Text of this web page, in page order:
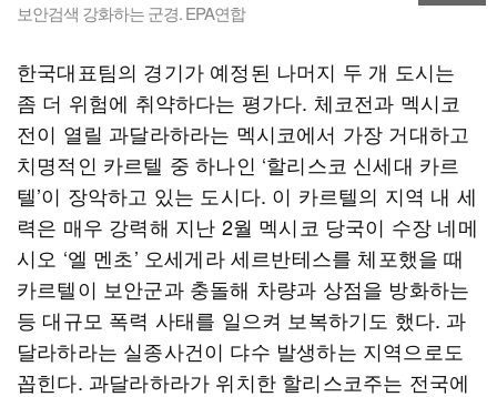
보안검색 강화하는 군경. EPA연합
한국대표팀의 경기가 예정된 나머지 두 개 도시는
좀 더 위험에 취약하다는 평가다. 체코전과 멕시코
전이 열릴 과달라하라는 멕시코에서 가장 거대하고
치명적인 카르텔 중 하나인 ‘할리스코 신세대 카르
텔’이 장악하고 있는 도시다. 이 카르텔의 지역 내 세
력은 매우 강력해 지난 2월 멕시코 당국이 수장 네메
시오 ‘엘 멘초’ 오세게라 세르반테스를 체포했을 때
카르텔이 보안군과 충돌해 차량과 상점을 방화하는
등 대규모 폭력 사태를 일으켜 보복하기도 했다. 과
달라하라는 실종사건이 댜수 발생하는 지역으로도
꼽힌다. 과달라하라가 위치한 할리스코주는 전국에